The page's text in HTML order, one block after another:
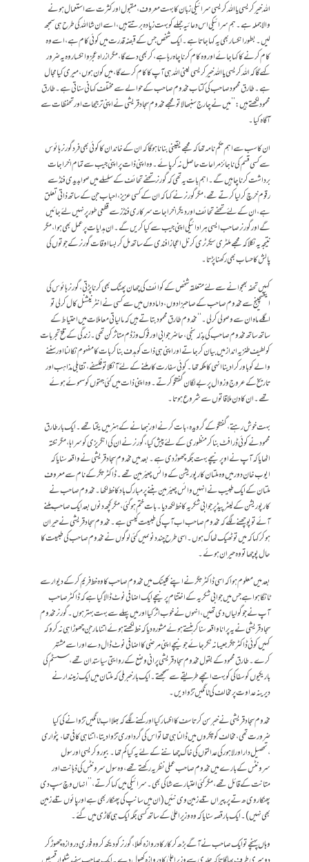
اللہ خیر کریسی یا اللہ کریسی سرائیکی زبان کا بہت معروف، مقبول اور کثرت سے استعمال ہونے
والا جملہ ہے۔ ہم سرائیکی اس دعائیہ جملے کو بہت زیادہ برتتے ہیں، اسے ان شااللہ کی طرح ہی سمجھ
لیں۔ بطور انکسار بھی یہ کہا جاتا ہے۔ ایک شخص جس کے قبضہ قدرت میں کوئی کام ہے، اسے وہ
کام کرنے کا کہا جائے اور وہ کام کرنا چاہ رہا ہے، کر بھی دے گا،مگر ازراہ عجز وانکسار وہ یہ ضرور
کہے گا کہ اللہ کریسی یا اللہ خیر کریسی یعنی اللہ ہی آپ کا کام کرے گا، میں کون ہوں ، میری کیا مجال
ہے ۔ طا رق محمود صاحب کی کتاب مخدوم صاحب کے حوالے سے مختلف کہانی سناتی ہے۔ طارق
محمود لکھتے ہیں:’’ میں نے چارج سنبھالاتو مجھے مخدوم سجاد قریشی نے اپنی ترجیحات اور تحفظات سے
آگاہ کیا۔
ان کا سب سے اہم حکم نامہ تھا کہ مجھے یقینی بنانا ہوگا کہ ان کے خاندان کا کوئی بھی فرد گورنر ہائوس
سے کسی قسم کی ناجائز مراعات حاصل نہ کر پائے ۔ وہ اپنی ذات پر اپنی جیب سے تمام اخراجات
برداشت کرنا چاہیں گے۔ اہم بات یہ تھی کہ گورنر تحفے تحائف کے سلسلے میں صوابدیدی فنڈ سے
رقوم خرچ کر لیا کرتے تھے ، مگر گورنر نے کہا کہ ان کے کسی عزیز، احباب جن کے ساتھ ذاتی تعلق
ہے ، ان کے لئے تحفے تحائف اور دیگر اخراجات سرکاری فنڈز سے قطعی طور پر نہیں لئے جائیں
گے اور گورنر صاحب ایسی ہر ادائیگی اپنی جیب سے کیا کریں گے۔ ان ہدایات پر عمل بھی ہوا، مگر
نتیجہ یہ نکلا کہ مجھے ملٹری سیکرٹری کرنل اعجاز افندی کے ساتھ مل کر بسا اوقات گورنر کے جوتوں کی
پالش کا حساب بھی رکھنا پڑتا۔
کہیں تحفہ بھجوانے سے لئے متعلقہ شخص کے کوائف کی چھان پھٹک بھی کرنا پڑتی، گورنر ہائوس کی
ایکسچینج سے مخدوم صاحب کے صاحبزادوں، دامادوں میں سے کسی نے انٹرنیشنل کال کر لی تو
اگلے ماہ ان سے وصولی کر لی۔ ‘‘ مخدوم طارق محمود بتاتے ہیں کہ مالیاتی معاملات میں احتیاط کے
ساتھ ساتھ مخدوم صاحب کی بذلہ سنجی، حاضرجوابی اور فوک وزڈم متاثرکن تھی۔ زندگی کے تلخ تجربات
کو لطیف طنزیہ انداز میں بیان کر جاتے اور اپنی ہی ذات کو ہدف بنا کر بات کا مفہوم نکالنا اور سننے
والے کو باور کرادینا انہی کا ملکہ تھا۔ کوئی سفارت کار ملنے کے لئے آنکلا تو فلسفے، تقابلی مذاہب اور
تاریخ کے عروج وزوال پر بے لگان گفتگو کرتے۔ وہ اپنی ذات میں کئی جہتوں کو سموئے ہوئے
تھے ۔ ان کا دن ملاقاتوں سے شروع ہوتا۔
بہت خوش رہتے ، گفتگو کے گرویدہ، بات کرنے اور نبھانے کے ہنر میں یکتا تھے۔ ایک بار طارق
محمود نے کوئی ڈرافٹ بنا کر منظوری کے لئے پیش کیا، گورنر نے ان کی انگریزی کو سراہا، مگر نکتہ
اٹھایا کہ آپ نے اوپر نیچے بہت جگہ چھوڑ دی ہے۔ بعد میں مخدوم سجاد قریشی نے واقعہ سنایا کہ
ایوب خان دور میں وہ ملتان کارپوریشن کے وائس چیئرمین تھے ۔ڈاکٹر جگر کے نام سے معروف
ملتان کے ایک طبیب نے انہیں وائس چیئرمین بننے پر مبارک باد کا خط لکھا۔ مخدوم صاحب نے
کارپوریشن کے لیٹر پیڈ پر جوابی شکریہ کا خط لکھ دیا۔ بات ختم ہوگئی ، مگر کچھ دنوں بعد ایک صاحب ملنے
آئے تو پوچھنے لگے کہ مخدوم صاحب اب آپ کی طبیعت کیسی ہے ۔ مخدوم سجاد قریشی نے حیران
ہو کر کہا کہ میں تو ٹھیک ٹھاک ہوں۔ اسی طرح چند دنوںمیں کئی لوگوں نے مخدوم صاحب کی طبیعت کا
حال پوچھا تو وہ حیران ہوئے۔
بعد میں معلوم ہوا کہ اسی ڈاکٹر جگر نے اپنے کلینک میں مخدوم صاحب کا وہ خط فریم کر کے دیوار سے
ٹانگا ہوا ہے جس میں جوابی شکریہ کے اختتام پر نیچے ایک اضافی نوٹ ڈالا گیاہے کہ ڈاکٹر صاحب
آپ نے جو گولیاں دی تھیں، انہوں نے خوب اثر کیا اور میں پہلے سے بہت بہتر ہوں۔ گورنر مخدوم
سجاد قریشی نے یہ پرانا واقعہ سنا کر ہنستے ہوئے مشورہ دیا کہ خط لکھتے ہوئے اتنا مارجن چھوڑا ہی نہ کرو کہ
کہیں کوئی ڈاکٹر جگر جیسا نہ ٹکر جائے جو نیچے اپنی مرضی کا اضافی نوٹ ڈال دے اور اسے مشتہر
کرے۔ طارق محمود کے بقول مخدوم سجاد قریشی پرانی وضع کے روایتی سیاستدا ن تھے، سسٹم کی
باریکیوں کو سفاکی کو بہت اچھے طریقے سے سمجھتے ۔ ایک بار خبر ملی کہ ملتان میں ایک زمیندار نے
دیرینہ عداوت پر مخالف کی ٹانگیں تڑوا دیں۔
مخدوم سجاد قریشی نے خبر سن کر تاسف کا اظہار کیا اور کہنے لگے کہ بھلا اب ٹانگیں تڑوانے کی کیا
ضرورت تھی، مخالف کو چکروں میں ڈالنا ہی تھا تو اس کی گرداوری تڑوا دیتا، اتنا ہی کافی تھا، پٹواری
، تحصیل دار اور لاہور کی عدالتوں کی خاک چھاننے کے لئے یہ کیا کم تھا۔بیوروکریسی اور سول
سرونٹس کے بارے میں مخدوم صاحب عملی نظریہ رکھتے تھے ، وہ سول سرونٹس کی ذہانت اور
متانت کے قائل تھے، مگر کئی اعتبار سے شاکی بھی۔سرائیکی میں کہا کرتے ،’’انہاں وچ سپ دی
پھنکار وی ھ تے پرپیراں تلے زمین وی نئیں(ان میں سانپ کی پھنکار بھی ہے اور پائوں تلے زمین
بھی نہیں)۔ایک بار قصہ سنایا کہ وہ وزیراعلیٰ کے ساتھ کسی جگہ ایک ہی گاڑی میں گئے۔
وہاں پہنچے تو ایک صاحب نے آگے بڑھ کر کار کا دروازہ کھلا، گورنر کو دیکھ کر وہ فوری دروازہ چھوڑ کر